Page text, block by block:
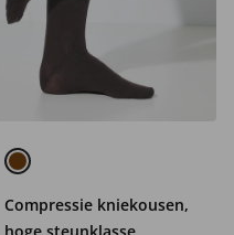
Compressie kniekousen,